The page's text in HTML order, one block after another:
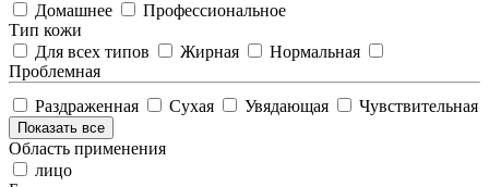
Домашнее
Профессиональное
Тип кожи
Для всех типов
Жирная
Нормальная
Проблемная
Раздраженная
Сухая Увядающая Чувствительная
Показать все
Область применения
лицо